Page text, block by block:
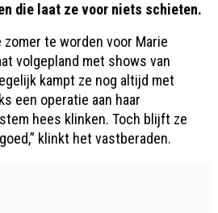
die laat ze voor niets schieten.
te worden voor Marie
volgepland met shows van
kampt ze nog altijd met
een operatie aan haar
hees klinken. Toch blijft ze
klinkt het vastberaden.